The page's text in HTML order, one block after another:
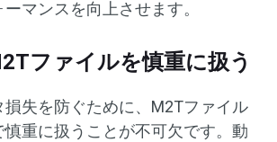
マンスを向上させます。
ファイルを慎重に扱う
失を防ぐために、M2Tファイル
慎重に扱うことが不可欠です。動